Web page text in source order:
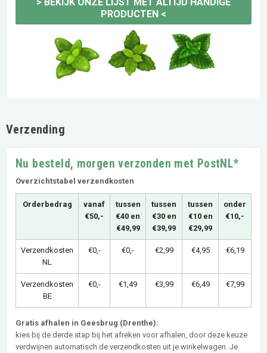
PRODUCTEN <
Verzending
Nu besteld, morgen verzonden met PostNL*
Overzichtstabel verzendkosten
Orderbedrag
vanaf
€50,-
tussen
€40 en
€49,99
tussen
€30 en
€39,99
tussen
€10 en
€29,99
onder
€10,-
Verzendkosten
NL
€0,- €0,- €2,99 €4,95 €6,19
Verzendkosten
BE
€0,- €1,49 €3,99 €6,49 €7,99
Gratis afhalen in Geesbrug (Drenthe):
kies bij de derde stap bij het afreken voor afhalen, door deze keuze
verdwijnen automatisch de verzendkosten uit je winkelwagen. Je